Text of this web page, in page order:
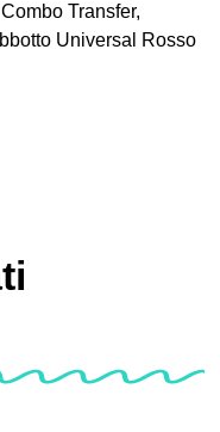
Transfer,
Universal Rosso